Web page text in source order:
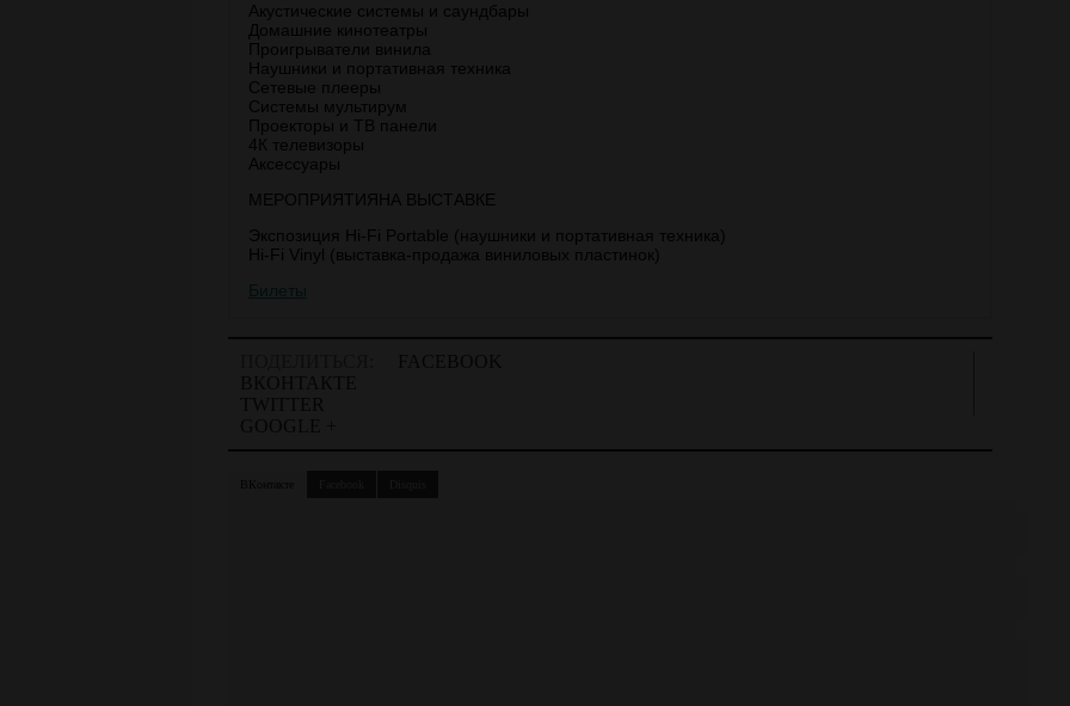
Акустические системы и саундбары
Домашние кинотеатры
Проигрыватели винила
Наушники и портативная техника
Сетевые плееры
Системы мультирум
Проекторы и ТВ панели
4К телевизоры
Аксессуары
МЕРОПРИЯТИЯНА ВЫСТАВКЕ
Экспозиция Hi-Fi Portable (наушники и портативная техника)
Hi-Fi Vinyl (выставка-продажа виниловых пластинок)
Билеты
ВКонтакте